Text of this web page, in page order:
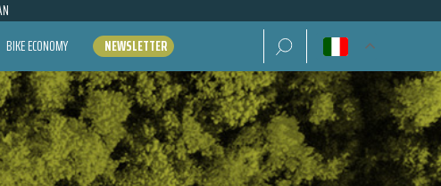
BIKE ECONOMY NEWSLETTER Ricerca per: